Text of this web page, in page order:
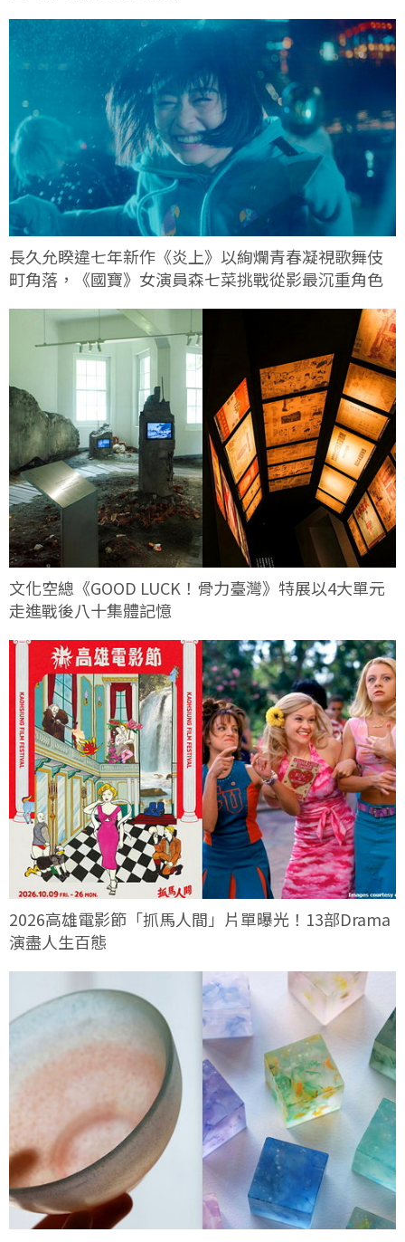
長久允睽違七年新作《炎上》以絢爛青春凝視歌舞伎
町角落，《國寶》女演員森七菜挑戰從影最沉重角色
文化空總《GOOD LUCK！骨力臺灣》特展以4大單元
走進戰後八十集體記憶
2026高雄電影節「抓馬人間」片單曝光！13部Drama
演盡人生百態